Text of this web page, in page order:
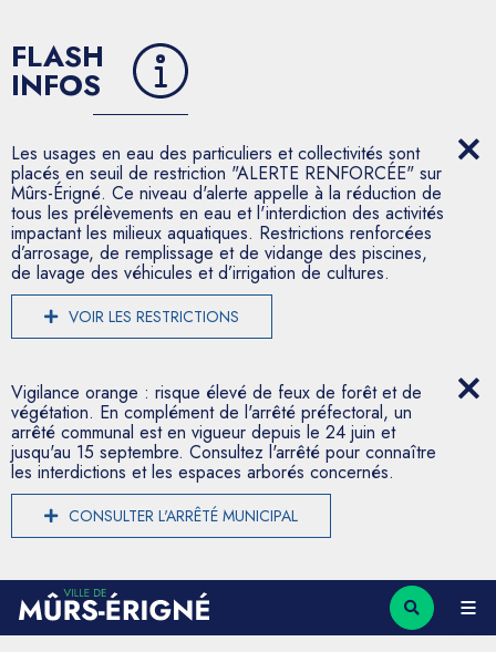
FLASH
INFOS
Les usages en eau des particuliers et collectivités sont
placés en seuil de restriction "ALERTE RENFORCÉE" sur
Mûrs-Érigné. Ce niveau d'alerte appelle à la réduction de
tous les prélèvements en eau et l'interdiction des activités
impactant les milieux aquatiques. Restrictions renforcées
d’arrosage, de remplissage et de vidange des piscines,
de lavage des véhicules et d’irrigation de cultures.
VOIR LES RESTRICTIONS
Vigilance orange : risque élevé de feux de forêt et de
végétation. En complément de l'arrêté préfectoral, un
arrêté communal est en vigueur depuis le 24 juin et
jusqu'au 15 septembre. Consultez l'arrêté pour connaître
les interdictions et les espaces arborés concernés.
CONSULTER L'ARRÊTÉ MUNICIPAL